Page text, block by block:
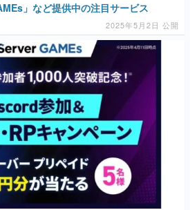
」など提供中の注目サービス
2025年5月2日 公開